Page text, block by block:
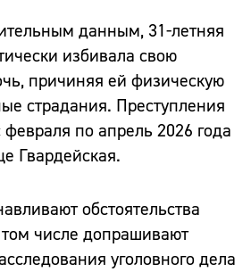
данным, 31-летняя
избивала свою
причиняя ей физическую
страдания. Преступления
по апрель 2026 года
Гвардейская.
обстоятельства
числе допрашивают
уголовного дела